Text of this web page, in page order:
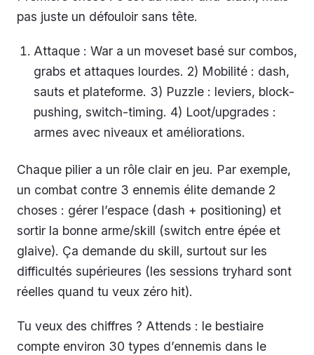
pas juste un défouloir sans tête.
Attaque : War a un moveset basé sur combos,
grabs et attaques lourdes. 2) Mobilité : dash,
sauts et plateforme. 3) Puzzle : leviers, block-
pushing, switch-timing. 4) Loot/upgrades :
armes avec niveaux et améliorations.
Chaque pilier a un rôle clair en jeu. Par exemple,
un combat contre 3 ennemis élite demande 2
choses : gérer l’espace (dash + positioning) et
sortir la bonne arme/skill (switch entre épée et
glaive). Ça demande du skill, surtout sur les
difficultés supérieures (les sessions tryhard sont
réelles quand tu veux zéro hit).
Tu veux des chiffres ? Attends : le bestiaire
compte environ 30 types d’ennemis dans le